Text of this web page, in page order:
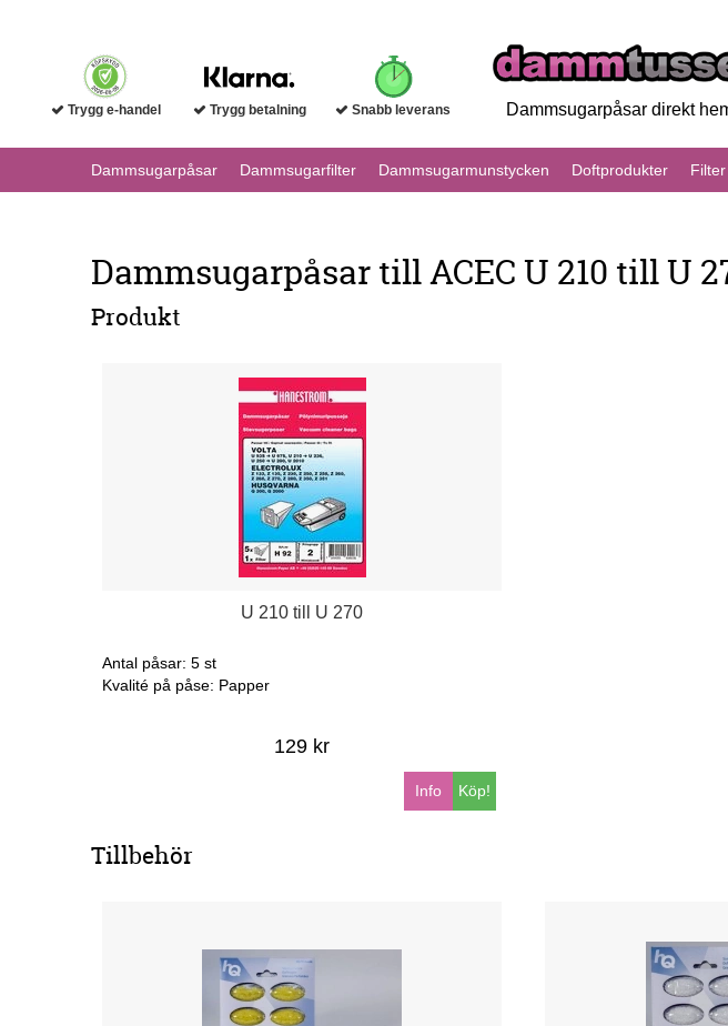
Dammsugarpåsar direkt
Trygg e-handel Trygg betalning Snabb leverans
Dammsugarpåsar Dammsugarfilter Dammsugarmunstycken Doftprodukter
Dammsugarpåsar till ACEC U 210 till U
Produkt
U 210 till U 270
Antal påsar: 5 st
Kvalité på påse: Papper
129 kr
Köp!
Info
Tillbehör